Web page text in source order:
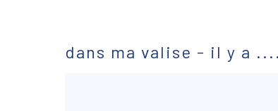
dans ma valise - il y a